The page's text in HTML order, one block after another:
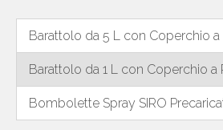
Barattolo da 5 L con Coperchio a
Barattolo da 1 L con Coperchio a
Bombolette Spray SIRO